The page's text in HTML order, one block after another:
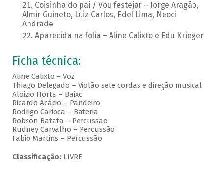
Coisinha do pai / Vou festejar – Jorge Aragão,
Almir Guineto, Luiz Carlos, Edel Lima, Neoci
Andrade
Aparecida na folia – Aline Calixto e Edu Krieger
Ficha técnica:
Aline Calixto – Voz
Thiago Delegado – Violão sete cordas e direção musical
Aloizio Horta – Baixo
Ricardo Acácio – Pandeiro
Rodrigo Carioca – Bateria
Robson Batata – Percussão
Rudney Carvalho – Percussão
Fabio Martins – Percussão
Classificação:LIVRE